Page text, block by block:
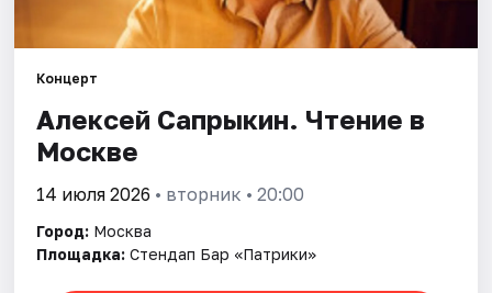
Города
Площадки
Рейтинги
Концерт
Алексей Сапрыкин. Чтение в
Москве
14 июля 2026 • вторник • 20:00
Город: Москва
Площадка: Стендап Бар «Патрики»